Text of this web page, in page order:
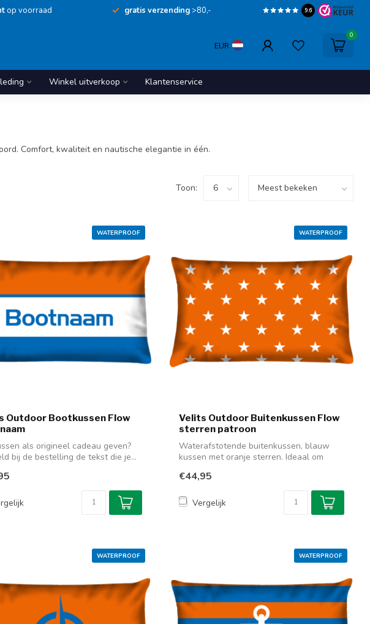
op voorraad gratis verzending>80,- 9.6
EUR
0
Winkel uitverkoop Klantenservice
Comfort, kwaliteit en nautische elegantie in één.
Toon:
WATERPROOF
Outdoor Bootkussen Flow
als origineel cadeau geven?
bij de bestelling de tekst die je...
WATERPROOF
Velits Outdoor Buitenkussen Flow
sterren patroon
Waterafstotende buitenkussen, blauw
kussen met oranje sterren. Ideaal om
€44,95
Vergelijk
WATERPROOF WATERPROOF